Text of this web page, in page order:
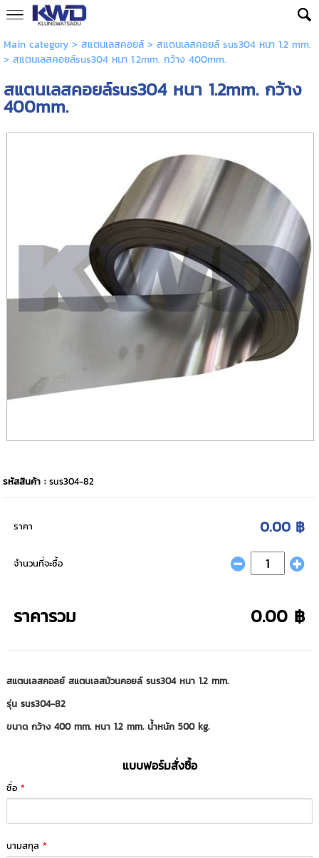
Main category> สแตนเลสคอยล์> สแตนเลสคอยล์ sus304 หนา 1.2 mm.
> สแตนเลสคอยล์sus304 หนา 1.2mm. กว้าง 400mm.
สแตนเลสคอยล์sus304 หนา 1.2mm. กว้าง
400mm.
รหัสสินค้า :sus304-82
ราคา 0.00 ฿
จำนวนที่จะซื้อ
ราคารวม 0.00 ฿
สแตนเลสคอลย์ สแตนเลสม้วนคอยล์ sus304 หนา 1.2 mm.
รุ่น sus304-82
ขนาด กว้าง 400 mm. หนา 1.2 mm. น้ำหนัก 500 kg.
แบบฟอร์มสั่งซื้อ
ชื่อ*
นามสกุล*